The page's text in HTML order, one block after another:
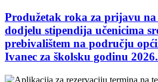
Produžetak roka za prijavu
dodjelu stipendija učenicima
prebivalištem na području
Ivanec za školsku godinu